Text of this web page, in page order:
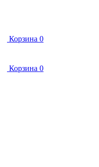
Корзина 0
Корзина 0